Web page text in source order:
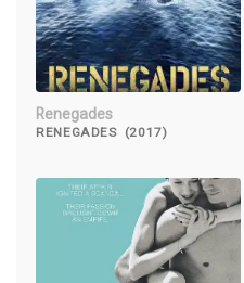
Renegades
RENEGADES (2017)